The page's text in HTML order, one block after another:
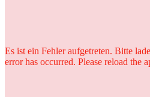
25
Es ist ein Fehler aufgetreten. Bitte
error has occurred. Please reload the